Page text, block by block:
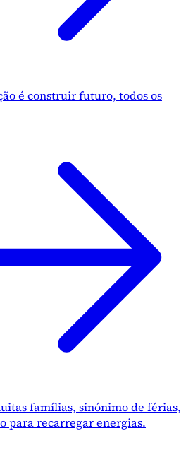
é construir futuro, todos os
famílias, sinónimo de férias,
para recarregar energias.